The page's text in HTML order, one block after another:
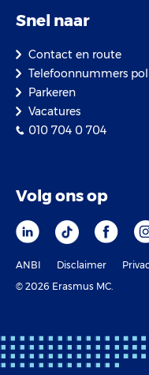
Snel naar
Contact en route
Telefoonnummers
Parkeren
Vacatures
010 704 0 704
Volg ons op
ANBI Disclaimer
© 2026 Erasmus MC.